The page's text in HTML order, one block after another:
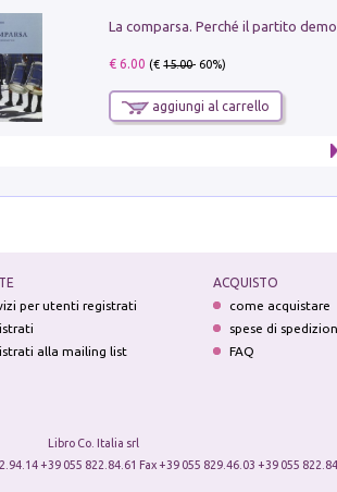
€ 6.00 (€15.00- 60%)
aggiungi al carrello
per utenti registrati
alla mailing list
ACQUISTO
come acquistare
spese di
FAQ
Libro Co. Italia srl
+39 055 822.84.61 Fax +39 055 829.46.03 +39 055